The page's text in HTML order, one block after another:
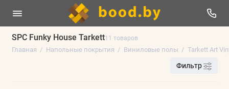
SPC Funky House Tarkett11 товаров
Главная Напольные покрытия Виниловые полы Tarkett Art
Фильтр